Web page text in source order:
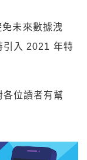
未來數據洩
引入 2021 年特
位讀者有幫